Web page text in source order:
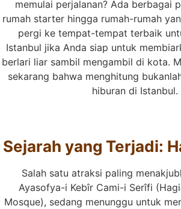
memulai perjalanan? Ada berbagai
rumah starter hingga rumah-rumah
pergi ke tempat-tempat terbaik
Istanbul jika Anda siap untuk
berlari liar sambil mengambil di kota.
sekarang bahwa menghitung
hiburan di Istanbul.
Sejarah yang Terjadi:
Salah satu atraksi paling
Ayasofya-i Kebîr Cami-i Serîfi
Mosque), sedang menunggu untuk